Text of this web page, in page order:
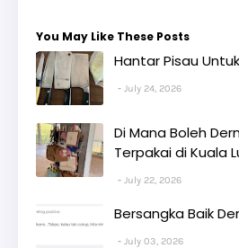
You May Like These Posts
Hantar Pisau
July 24, 2026
Di Mana Boleh
Terpakai di Kuala
July 22, 2026
Bersangka Baik
July 03, 2026